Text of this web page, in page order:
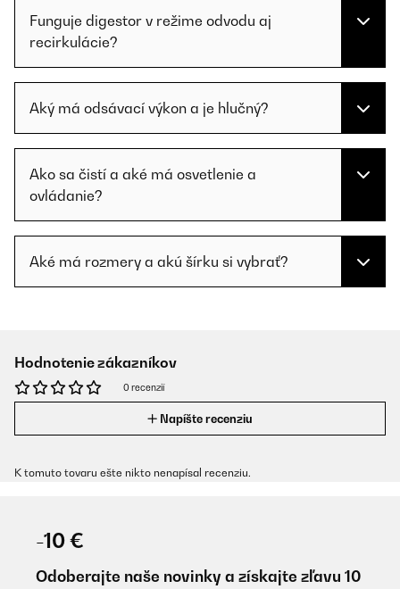
Funguje digestor v režime odvodu aj
recirkulácie?
Aký má odsávací výkon a je hlučný?
Ako sa čistí a aké má osvetlenie a
ovládanie?
Aké má rozmery a akú šírku si vybrať?
Hodnotenie zákazníkov
0 recenzií
Napíšte recenziu
K tomuto tovaru ešte nikto nenapísal recenziu.
-10 €
Odoberajte naše novinky a získajte zľavu 10